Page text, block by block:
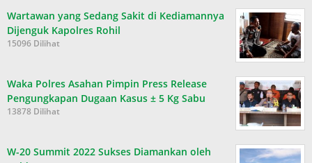
Wartawan yang Sedang Sakit di Kediamannya
Dijenguk Kapolres Rohil
15096 Dilihat
Waka Polres Asahan Pimpin Press Release
Pengungkapan Dugaan Kasus ± 5 Kg Sabu
13878 Dilihat
W-20 Summit 2022 Sukses Diamankan oleh